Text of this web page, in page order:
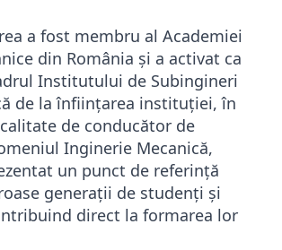
a fost membru al Academiei
din România și a activat ca
Institutului de Subingineri
de la înființarea instituției, în
de conducător de
Inginerie Mecanică,
un punct de referință
generații de studenți și
direct la formarea lor